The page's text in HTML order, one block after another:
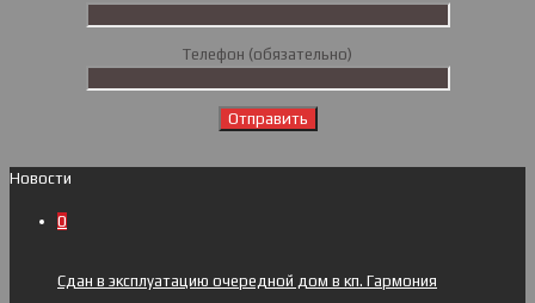
Телефон (обязательно)
Новости
0
Сдан в эксплуатацию очередной дом в кп. Гармония